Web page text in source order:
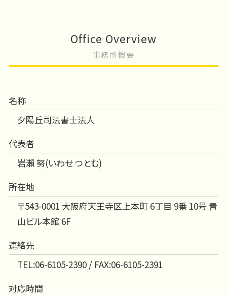
Office Overview
事務所概要
名称
夕陽丘司法書士法人
代表者
岩瀨 努(いわせ つとむ)
所在地
〒543-0001 大阪府天王寺区上本町 6丁目 9番 10号 青
山ビル本館 6F
連絡先
TEL:06-6105-2390 / FAX:06-6105-2391
対応時間